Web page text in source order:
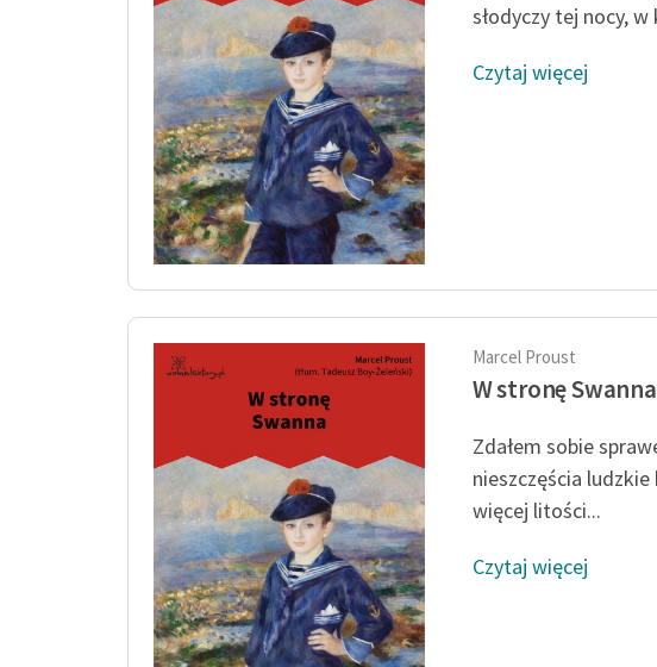
słodyczy tej nocy,
Czytaj więcej
Marcel Proust
W stronę Swanna
Zdałem sobie
nieszczęścia
więcej litości...
Czytaj więcej